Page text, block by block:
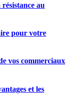
au
pour votre
vos commerciaux
et les